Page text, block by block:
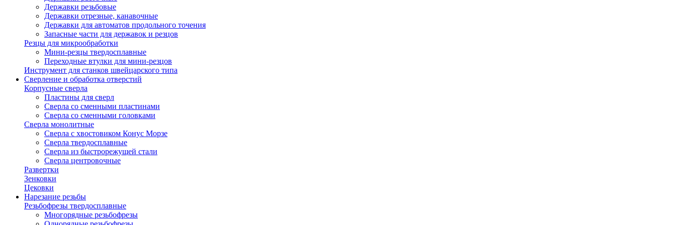
Державки резьбовые
Державки отрезные, канавочные
Державки для автоматов продольного точения
Запасные части для державок и резцов
Резцы для микрообработки
Мини-резцы твердосплавные
Переходные втулки для мини-резцов
Инструмент для станков швейцарского типа
Сверление и обработка отверстий
Корпусные сверла
Пластины для сверл
Сверла со сменными пластинами
Сверла со сменными головками
Сверла монолитные
Сверла с хвостовиком Конус Морзе
Сверла твердосплавные
Сверла из быстрорежущей стали
Сверла центровочные
Развертки
Зенковки
Цековки
Нарезание резьбы
Резьбофрезы твердосплавные
Многорядные резьбофрезы